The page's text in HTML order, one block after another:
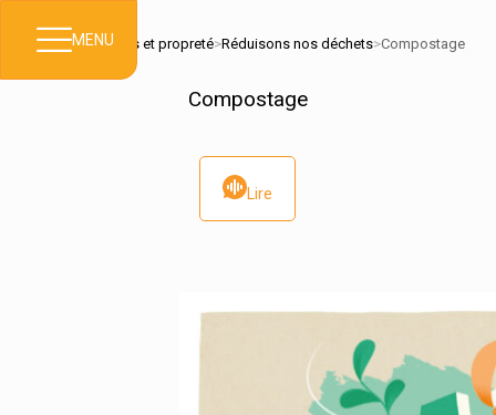
MENU
Accueil>Déchets et propreté>Réduisons nos déchets>Compostage
Compostage
Lire